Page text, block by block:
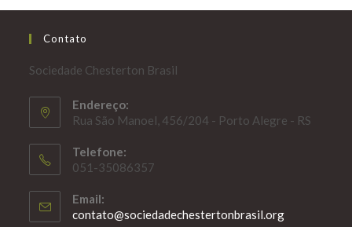
Contato
Sociedade Chesterton Brasil
Endereço:
Rua São Manoel, 456/204 - Porto Alegre - RS
Telefone:
051-35086357
Email:
contato@sociedadechestertonbrasil.orgAbre